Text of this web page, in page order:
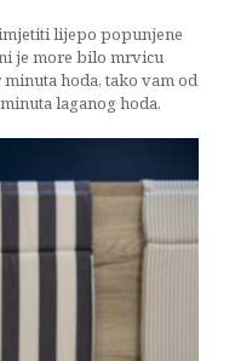
lijepo popunjene
je more bilo mrvicu
minuta hoda, tako vam od
laganog hoda.